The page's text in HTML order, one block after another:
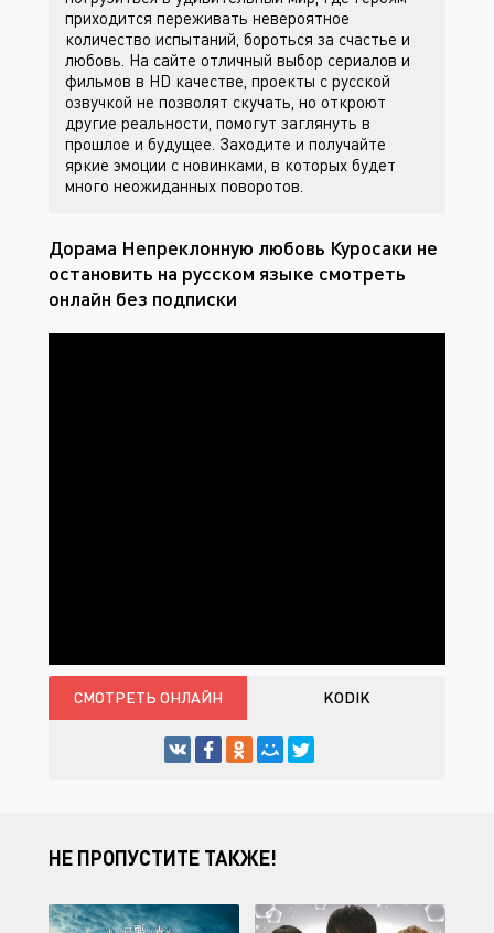
приходится переживать невероятное
количество испытаний, бороться за счастье и
любовь. На сайте отличный выбор сериалов и
фильмов в HD качестве, проекты с русской
озвучкой не позволят скучать, но откроют
другие реальности, помогут заглянуть в
прошлое и будущее. Заходите и получайте
яркие эмоции с новинками, в которых будет
много неожиданных поворотов.
Дорама Непреклонную любовь Куросаки не
остановить на русском языке смотреть
онлайн без подписки
СМОТРЕТЬ ОНЛАЙН KODIK
НЕ ПРОПУСТИТЕ ТАКЖЕ!